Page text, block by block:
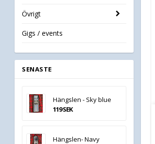
Övrigt
Gigs / events
SENASTE
Hängslen - Sky blue
119 SEK
Hängslen- Navy